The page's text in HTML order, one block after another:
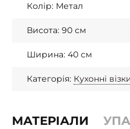
Колір: Метал
Висота: 90 см
Ширина: 40 см
Категорія: Кухонні
МАТЕРІАЛИ